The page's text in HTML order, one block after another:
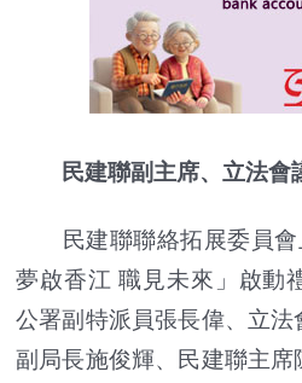
民建聯副主席、立法會
民建聯聯絡拓展委員會
夢啟香江 職見未來」啟動
公署副特派員張長偉、立
副局長施俊輝、民建聯主